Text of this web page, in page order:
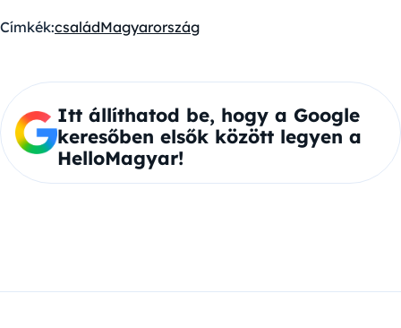
Címkék:családMagyarország
Itt állíthatod be, hogy a Google
keresőben elsők között legyen a
HelloMagyar!